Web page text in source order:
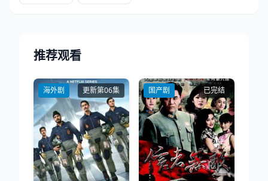
推荐观看
海外剧 更新第06集 国产剧 已完结